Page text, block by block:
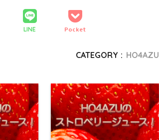
LINE Pocket
CATEGORY : HO4AZU